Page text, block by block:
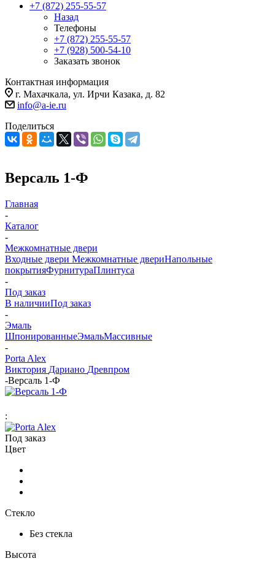
+7 (872) 255-55-57
Назад
Телефоны
+7 (872) 255-55-57
+7 (928) 500-54-10
Заказать звонок
Контактная информация
г. Махачкала, ул. Ирчи Казака, д. 82
info@a-ie.ru
Поделиться
Версаль 1-Ф
Главная
-
Каталог
-
Межкомнатные двери
Входные двери Межкомнатные двериНапольные
покрытияФурнитураПлинтуса
-
Под заказ
В наличииПод заказ
-
Эмаль
ШпонированныеЭмальМассивные
-
Porta Alex
Виктория Дариано Древпром
-Версаль 1-Ф
:
Под заказ
Цвет
Стекло
Без стекла
Высота